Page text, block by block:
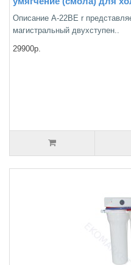
Описание А-22ВЕ r
магистральный двухступен..
29900р.